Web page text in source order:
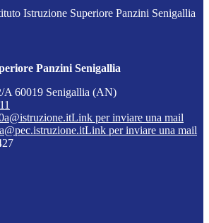
Istruzione Superiore Panzini Senigallia
Panzini Senigallia
A 60019 Senigallia (AN)
Link per inviare una mail
Link per inviare una mail